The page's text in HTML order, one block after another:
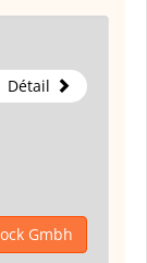
Détail
Gmbh